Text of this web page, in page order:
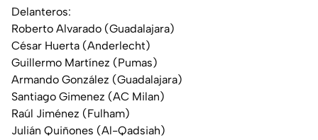
Delanteros:
Roberto Alvarado (Guadalajara)
César Huerta (Anderlecht)
Guillermo Martínez (Pumas)
Armando González (Guadalajara)
Santiago Gimenez (AC Milan)
Raúl Jiménez (Fulham)
Julián Quiñones (Al-Qadsiah)